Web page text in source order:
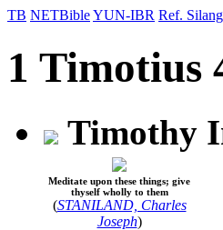
TB NETBibleYUN-IBR Ref. Silang
1 Timotius
Timothy
Meditate upon these things; give
thyself wholly to them
(STANILAND, Charles
Joseph)